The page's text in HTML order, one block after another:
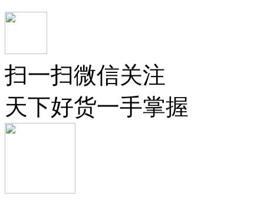
扫一扫微信关注
天下好货一手掌握